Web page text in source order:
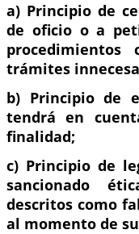
a) Principio de
de oficio o a
trámites
b) Principio de
tendrá en
finalidad;
c) Principio de
sancionado
descritos como
al momento de